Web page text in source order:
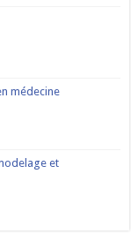
médecine
et